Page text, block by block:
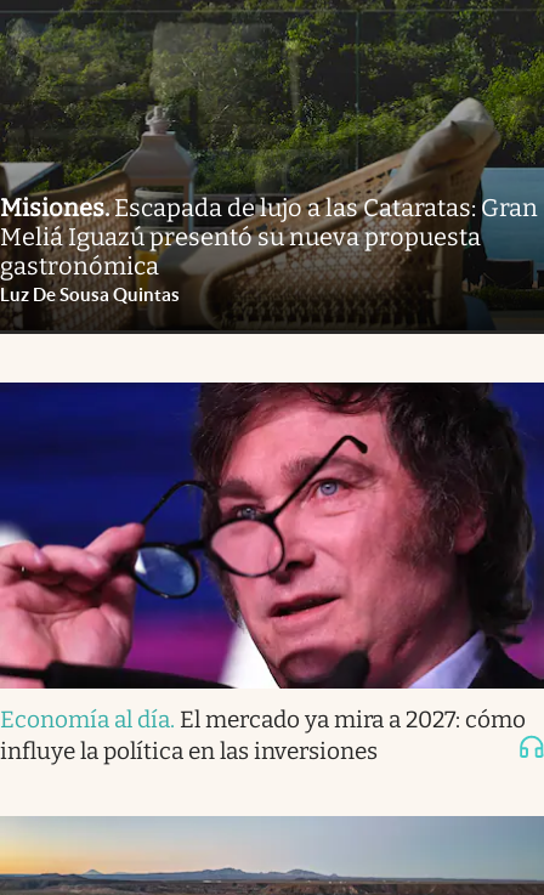
Misiones.Escapada de lujo a las Cataratas: Gran
Meliá Iguazú presentó su nueva propuesta
gastronómica
Luz De Sousa Quintas
Economía al día. El mercado ya mira a 2027: cómo
influye la política en las inversiones